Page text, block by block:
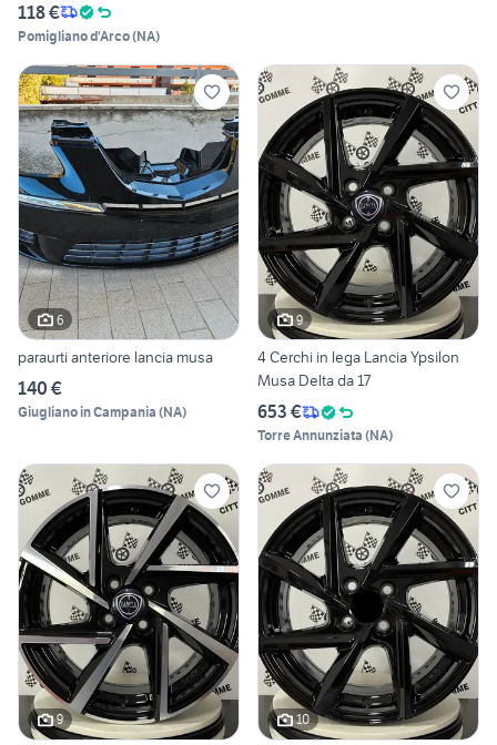
118 €
Pomigliano d'Arco(NA)
6
paraurti anteriore lancia musa
140 €
Giugliano in Campania (NA)
9
4 Cerchi in lega Lancia Ypsilon
Musa Delta da 17
653 €
Torre Annunziata (NA)
9 10